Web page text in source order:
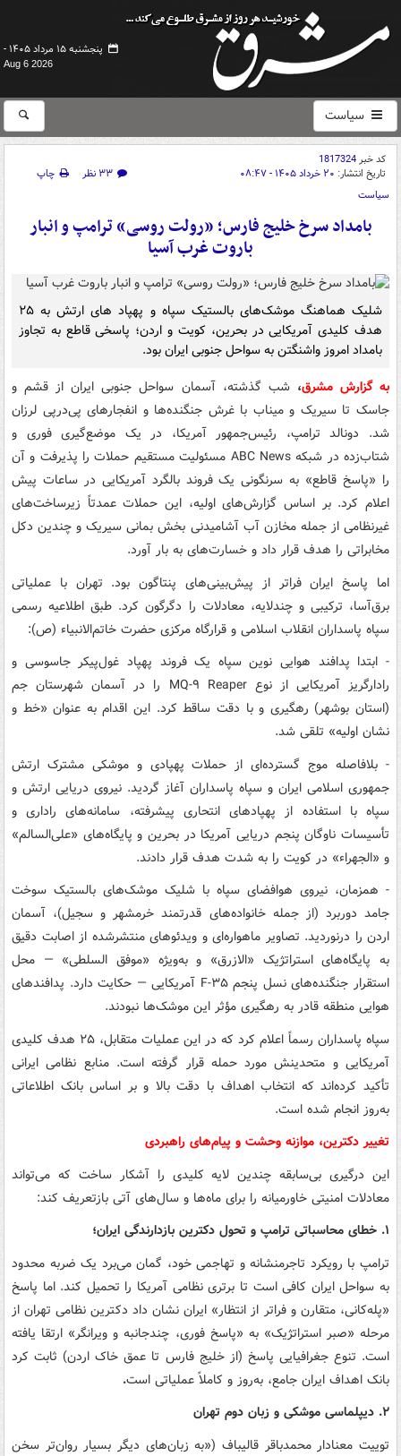
پنجشنبه ۱۵ مرداد ۱۴۰۵ -
Aug 6 2026
سیاست
کد خبر1817324
تاریخ انتشار: ۲۰ خرداد ۱۴۰۵ - ۰۸:۴۷ ۳۳ نظر
چاپ
سیاست
بامداد سرخ خلیج فارس؛ «رولت روسی» ترامپ و انبار
باروت غرب آسیا
شلیک هماهنگ موشک‌های بالستیک سپاه و پهپاد های ارتش به ۲۵
هدف کلیدی آمریکایی در بحرین، کویت و اردن؛ پاسخی قاطع به تجاوز
بامداد امروز واشنگتن به سواحل جنوبی ایران بود.
به گزارش مشرق، ‌شب گذشته، آسمان سواحل جنوبی ایران از قشم و
جاسک تا سیریک و میناب با غرش جنگنده‌ها و انفجارهای پی‌درپی لرزان
شد. دونالد ترامپ، رئیس‌جمهور آمریکا، در یک موضع‌گیری فوری و
شتاب‌زده در شبکه ABC News مسئولیت مستقیم حملات را پذیرفت و آن
را «پاسخ قاطع» به سرنگونی یک فروند بالگرد آمریکایی در ساعات پیش
اعلام کرد. بر اساس گزارش‌های اولیه، این حملات عمدتاً زیرساخت‌های
غیرنظامی از جمله مخازن آب آشامیدنی بخش بمانی سیریک و چندین دکل
مخابراتی را هدف قرار داد و خسارت‌های به بار آورد.
اما پاسخ ایران فراتر از پیش‌بینی‌های پنتاگون بود. تهران با عملیاتی
برق‌آسا، ترکیبی و چندلایه، معادلات را دگرگون کرد. طبق اطلاعیه رسمی
سپاه پاسداران انقلاب اسلامی و قرارگاه مرکزی حضرت خاتم‌الانبیاء (ص):
- ابتدا پدافند هوایی نوین سپاه یک فروند پهپاد غول‌پیکر جاسوسی و
رادارگریز آمریکایی از نوع MQ-۹ Reaper را در آسمان شهرستان جم
(استان بوشهر) رهگیری و با دقت ساقط کرد. این اقدام به عنوان «خط و
نشان اولیه» تلقی شد.
- بلافاصله موج گسترده‌ای از حملات پهپادی و موشکی مشترک ارتش
جمهوری اسلامی ایران و سپاه پاسداران آغاز گردید. نیروی دریایی ارتش و
سپاه با استفاده از پهپادهای انتحاری پیشرفته، سامانه‌های راداری و
تأسیسات ناوگان پنجم دریایی آمریکا در بحرین و پایگاه‌های «علی‌السالم»
و «الجهراء» در کویت را به شدت هدف قرار دادند.
- همزمان، نیروی هوافضای سپاه با شلیک موشک‌های بالستیک سوخت
جامد دوربرد (از جمله خانواده‌های قدرتمند خرمشهر و سجیل)، آسمان
اردن را درنوردید. تصاویر ماهواره‌ای و ویدئوهای منتشرشده از اصابت دقیق
به پایگاه‌های استراتژیک «الازرق» و به‌ویژه «موفق السلطی» — محل
استقرار جنگنده‌های نسل پنجم F-۳۵ آمریکایی — حکایت دارد. پدافندهای
هوایی منطقه قادر به رهگیری مؤثر این موشک‌ها نبودند.
سپاه پاسداران رسماً اعلام کرد که در این عملیات متقابل، ۲۵ هدف کلیدی
آمریکایی و متحدینش مورد حمله قرار گرفته است. منابع نظامی ایرانی
تأکید کرده‌اند که انتخاب اهداف با دقت بالا و بر اساس بانک اطلاعاتی
به‌روز انجام شده است.
تغییر دکترین، موازنه وحشت و پیام‌های راهبردی
این درگیری بی‌سابقه چندین لایه کلیدی را آشکار ساخت که می‌تواند
معادلات امنیتی خاورمیانه را برای ماه‌ها و سال‌های آتی بازتعریف کند:
۱. خطای محاسباتی ترامپ و تحول دکترین بازدارندگی ایران؛
ترامپ با رویکرد تاجرمنشانه و تهاجمی خود، گمان می‌برد یک ضربه محدود
به سواحل ایران کافی است تا برتری نظامی آمریکا را تحمیل کند. اما پاسخ
«پله‌کانی، متقارن و فراتر از انتظار» ایران نشان داد دکترین نظامی تهران از
مرحله «صبر استراتژیک» به «پاسخ فوری، چندجانبه و ویرانگر» ارتقا یافته
است. تنوع جغرافیایی پاسخ (از خلیج فارس تا عمق خاک اردن) ثابت کرد
بانک اهداف ایران جامع، به‌روز و کاملاً عملیاتی است.
۲. دیپلماسی موشکی و زبان دوم تهران
توییت معنادار محمدباقر قالیباف («به زبان‌های دیگر بسیار روان‌تر سخن